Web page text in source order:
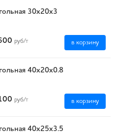
30х20х3
руб/т в корзину
40х20х0.8
руб/т в корзину
40х25х3.5